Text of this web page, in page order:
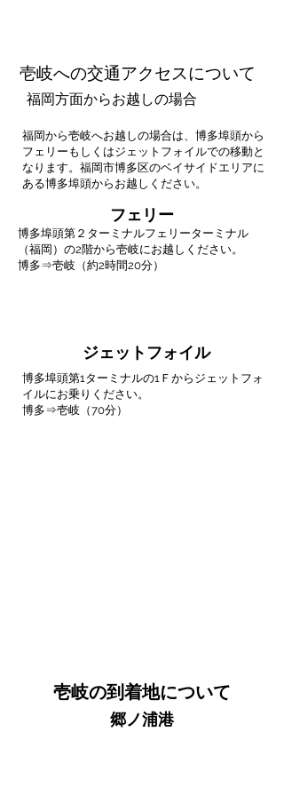
壱岐への交通アクセスについて
福岡方面からお越しの場合
博多埠頭第２ターミナルフェリーターミナル
（福岡）の2階から壱岐にお越しください。
博多⇒壱岐（約2時間20分）
福岡から壱岐へお越しの場合は、博多埠頭から
フェリーもしくはジェットフォイルでの移動と
なります。福岡市博多区のベイサイドエリアに
ある博多埠頭からお越しください。
ジェットフォイル
壱岐の到着地について
博多埠頭第1ターミナルの1Ｆからジェットフォ
イルにお乗りください。
博多⇒壱岐（70分）
郷ノ浦港
フェリー